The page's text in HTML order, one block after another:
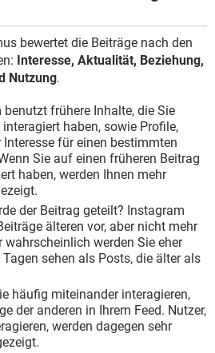
bewertet die Beiträge nach den
Interesse, Aktualität, Beziehung,
Nutzung.
benutzt frühere Inhalte, die Sie
haben, sowie Profile,
für einen bestimmten
Sie auf einen früheren Beitrag
haben, werden Ihnen mehr
der Beitrag geteilt? Instagram
älteren vor, aber nicht mehr
werden Sie eher
sehen als Posts, die älter als
häufig miteinander interagieren,
der anderen in Ihrem Feed. Nutzer,
werden dagegen sehr